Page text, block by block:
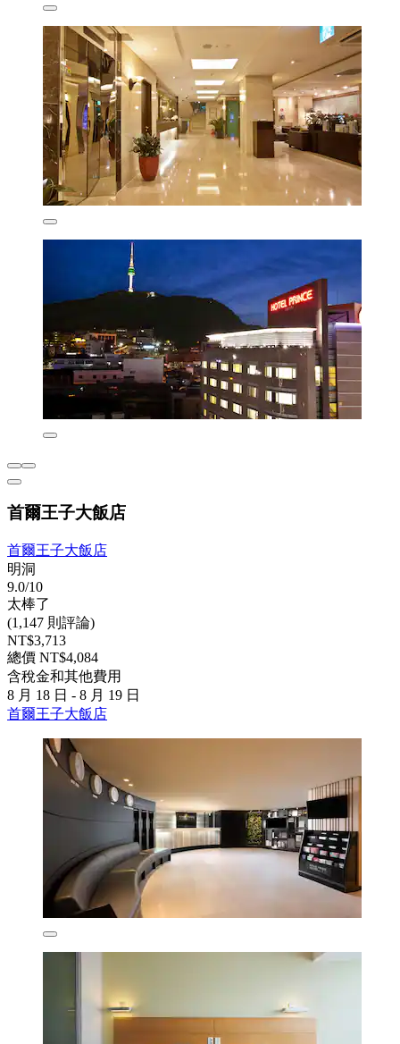
首爾王子大飯店
首爾王子大飯店
明洞
9.0/10
太棒了
(1,147 則評論)
NT$3,713
總價 NT$4,084
含稅金和其他費用
8 月 18 日 - 8 月 19 日
首爾王子大飯店